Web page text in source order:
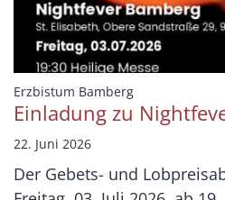
Erzbistum Bamberg:
Einladung zu
22. Juni 2026
Der Gebets- und